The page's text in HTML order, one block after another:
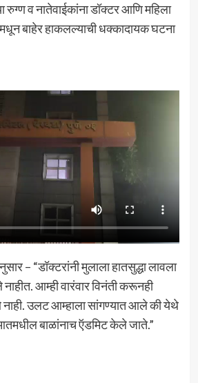
व नातेवाईकांना डॉक्टर आणि महिला
बाहेर हाकलल्याची धक्कादायक घटना
– “डॉक्टरांनी मुलाला हातसुद्धा लावला
नाहीत. आम्ही वारंवार विनंती करूनही
उलट आम्हाला सांगण्यात आले की येथे
बाळांनाच ऍडमिट केले जाते.”